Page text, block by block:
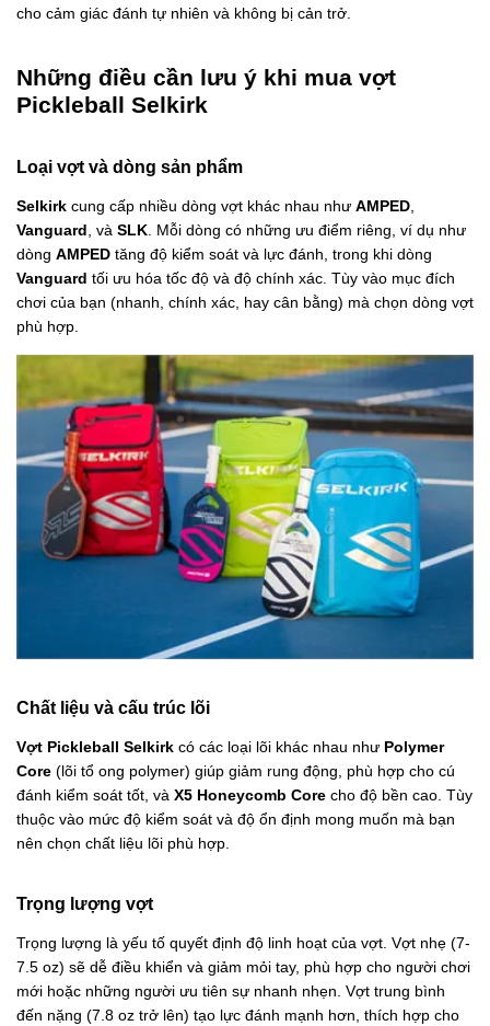
cho cảm giác đánh tự nhiên và không bị cản trở.
Những điều cần lưu ý khi mua vợt
Pickleball Selkirk
Loại vợt và dòng sản phẩm
Selkirk cung cấp nhiều dòng vợt khác nhau như AMPED,
Vanguard, và SLK. Mỗi dòng có những ưu điểm riêng, ví dụ như
dòng AMPED tăng độ kiểm soát và lực đánh, trong khi dòng
Vanguard tối ưu hóa tốc độ và độ chính xác. Tùy vào mục đích
chơi của bạn (nhanh, chính xác, hay cân bằng) mà chọn dòng vợt
phù hợp.
Chất liệu và cấu trúc lõi
Vợt Pickleball Selkirk có các loại lõi khác nhau như Polymer
Core (lõi tổ ong polymer) giúp giảm rung động, phù hợp cho cú
đánh kiểm soát tốt, và X5 Honeycomb Core cho độ bền cao. Tùy
thuộc vào mức độ kiểm soát và độ ổn định mong muốn mà bạn
nên chọn chất liệu lõi phù hợp.
Trọng lượng vợt
Trọng lượng là yếu tố quyết định độ linh hoạt của vợt. Vợt nhẹ (7-
7.5 oz) sẽ dễ điều khiển và giảm mỏi tay, phù hợp cho người chơi
mới hoặc những người ưu tiên sự nhanh nhẹn. Vợt trung bình
đến nặng (7.8 oz trở lên) tạo lực đánh mạnh hơn, thích hợp cho